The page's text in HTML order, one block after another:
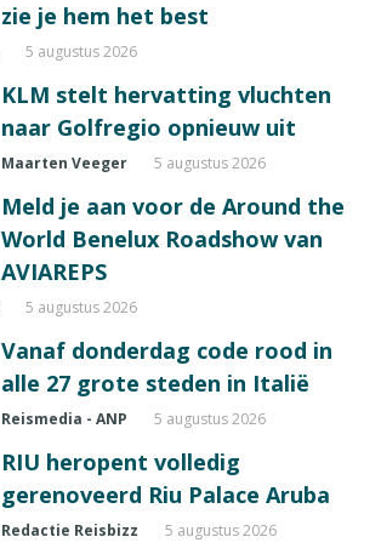
zie je hem het best
5 augustus 2026
KLM stelt hervatting vluchten
naar Golfregio opnieuw uit
Maarten Veeger 5 augustus 2026
Meld je aan voor de Around the
World Benelux Roadshow van
AVIAREPS
5 augustus 2026
Vanaf donderdag code rood in
alle 27 grote steden in Italië
Reismedia - ANP 5 augustus 2026
RIU heropent volledig
gerenoveerd Riu Palace Aruba
Redactie Reisbizz 5 augustus 2026